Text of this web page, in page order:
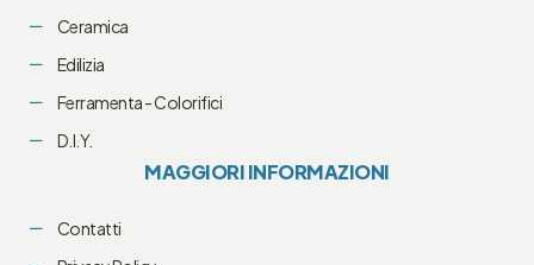
Ceramica
Edilizia
Ferramenta - Colorifici
D.I.Y.
MAGGIORI INFORMAZIONI
Contatti